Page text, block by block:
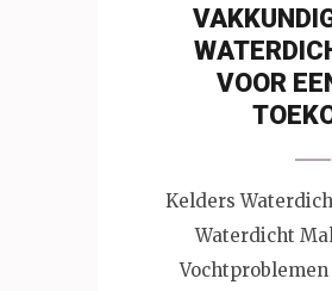
VOOR
Kelders
Waterdicht